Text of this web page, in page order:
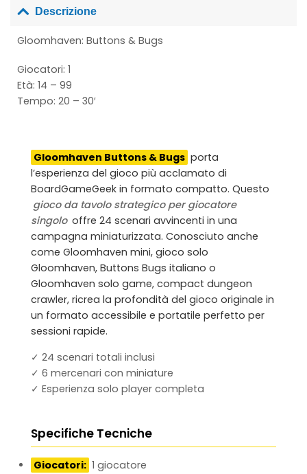
Descrizione
Gloomhaven: Buttons & Bugs
Giocatori: 1
Età: 14 – 99
Tempo: 20 – 30′
Gloomhaven Buttons & Bugs porta
l’esperienza del gioco più acclamato di
BoardGameGeek in formato compatto. Questo
gioco da tavolo strategico per giocatore
singolo offre 24 scenari avvincenti in una
campagna miniaturizzata. Conosciuto anche
come Gloomhaven mini, gioco solo
Gloomhaven, Buttons Bugs italiano o
Gloomhaven solo game, compact dungeon
crawler, ricrea la profondità del gioco originale in
un formato accessibile e portatile perfetto per
sessioni rapide.
✓ 24 scenari totali inclusi
✓ 6 mercenari con miniature
✓ Esperienza solo player completa
Specifiche Tecniche
Giocatori: 1 giocatore